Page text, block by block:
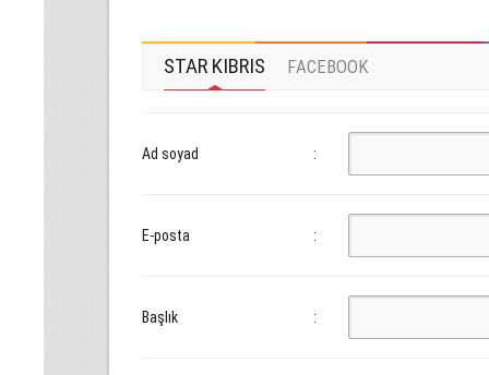
STAR KIBRIS FACEBOOK
Ad soyad :
E-posta :
Başlık :